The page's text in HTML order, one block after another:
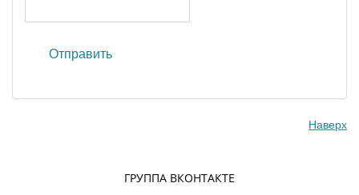
Отправить
Наверх
ГРУППА ВКОНТАКТЕ